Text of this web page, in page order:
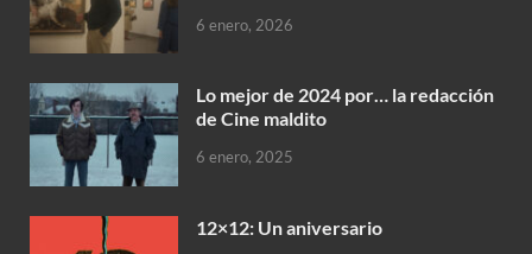
6 enero, 2026
Lo mejor de 2024 por… la redacción
de Cine maldito
6 enero, 2025
12×12: Un aniversario